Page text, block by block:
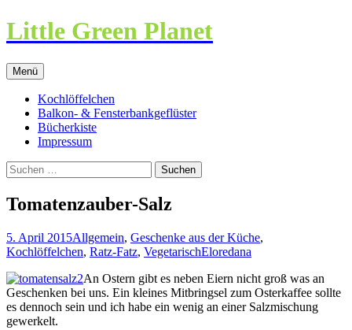
Little Green Planet
Menü Zum
Inhalt
springen
Kochlöffelchen
Balkon- & Fensterbankgeflüster
Bücherkiste
Impressum
Suchen
nach:
Tomatenzauber-Salz
5. April 2015Allgemein, Geschenke aus der Küche,
Kochlöffelchen, Ratz-Fatz, VegetarischEloredana
An Ostern gibt es neben Eiern nicht groß was an
Geschenken bei uns. Ein kleines Mitbringsel zum Osterkaffee sollte
es dennoch sein und ich habe ein wenig an einer Salzmischung
gewerkelt.